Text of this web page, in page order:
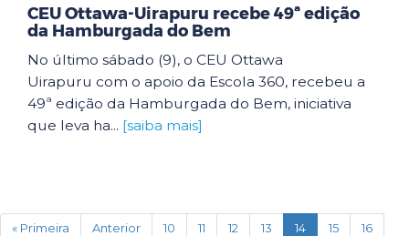
CEU Ottawa-Uirapuru recebe 49ª edição
da Hamburgada do Bem
No último sábado (9), o CEU Ottawa
Uirapuru com o apoio da Escola 360, recebeu a
49ª edição da Hamburgada do Bem, iniciativa
que leva ha... [saiba mais]
« Primeira Anterior 10 11 12 13 14(current)
15
16